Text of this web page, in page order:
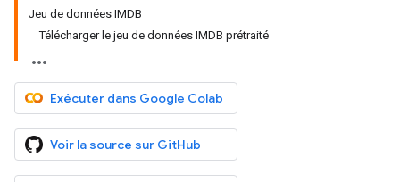
Jeu de données IMDB
Télécharger le jeu de données IMDB prétraité
Exécuter dans Google Colab
Voir la source sur GitHub